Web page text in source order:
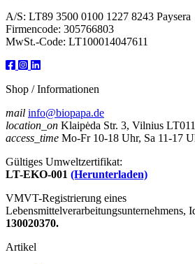
A/S: LT89 3500 0100 1227 8243 Paysera
Firmencode: 305766803
MwSt.-Code: LT100014047611
Shop / Informationen
mail info@biopapa.de
location_on Klaipėda Str. 3, Vilnius
access_time Mo-Fr 10-18 Uhr, Sa 11-17
Gültiges Umweltzertifikat:
LT-EKO-001 (Herunterladen)
VMVT-Registrierung eines
Lebensmittelverarbeitungsunternehmens,
130020370.
Artikel